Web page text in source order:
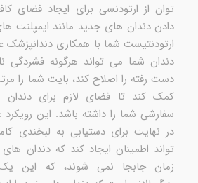
توان از ارتودنسی برای ایجاد فضای
دادن دندان های جدید مانند ایمپلنت
ارتودنتیست شما با همکاری
دندان شما می تواند هرگونه فشردگی
دست رفته را اصلاح کند، بایت شما را
کمک کند تا فضای لازم برای دندان
سفارشی شما را داشته باشد. این رویکرد
در نهایت برای دستیابی به لبخندی
تواند اطمینان ایجاد کند که دندان
زمان جابجا نمی شوند، که این